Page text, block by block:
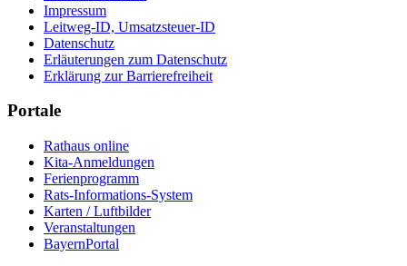
Impressum
Leitweg-ID, Umsatzsteuer-ID
Datenschutz
Erläuterungen zum Datenschutz
Erklärung zur Barrierefreiheit
Portale
Rathaus online
Kita-Anmeldungen
Ferienprogramm
Rats-Informations-System
Karten / Luftbilder
Veranstaltungen
BayernPortal